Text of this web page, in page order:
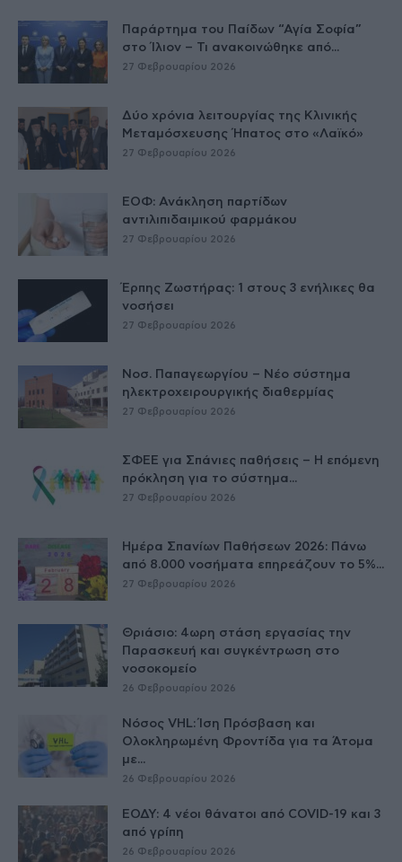
Παράρτημα του Παίδων “Αγία Σοφία”
στο Ίλιον – Τι ανακοινώθηκε από...
27 Φεβρουαρίου 2026
Δύο χρόνια λειτουργίας της Κλινικής
Μεταμόσχευσης Ήπατος στο «Λαϊκό»
27 Φεβρουαρίου 2026
ΕΟΦ: Ανάκληση παρτίδων
αντιλιπιδαιμικού φαρμάκου
27 Φεβρουαρίου 2026
Έρπης Ζωστήρας: 1 στους 3 ενήλικες θα
νοσήσει
27 Φεβρουαρίου 2026
Νοσ. Παπαγεωργίου – Νέο σύστημα
ηλεκτροχειρουργικής διαθερμίας
27 Φεβρουαρίου 2026
ΣΦΕΕ για Σπάνιες παθήσεις – Η επόμενη
πρόκληση για το σύστημα...
27 Φεβρουαρίου 2026
Ημέρα Σπανίων Παθήσεων 2026: Πάνω
από 8.000 νοσήματα επηρεάζουν το 5%...
27 Φεβρουαρίου 2026
Θριάσιο: 4ωρη στάση εργασίας την
Παρασκευή και συγκέντρωση στο
νοσοκομείο
26 Φεβρουαρίου 2026
Νόσος VHL: Ίση Πρόσβαση και
Ολοκληρωμένη Φροντίδα για τα Άτομα
με...
26 Φεβρουαρίου 2026
ΕΟΔΥ: 4 νέοι θάνατοι από COVID-19 και 3
από γρίπη
26 Φεβρουαρίου 2026